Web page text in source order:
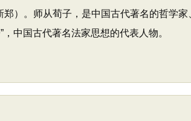
）。师从荀子，是中国古代著名的哲学
，中国古代著名法家思想的代表人物。